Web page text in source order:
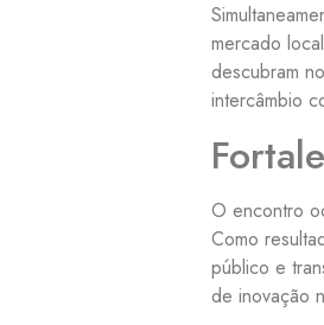
mercado
descubram
intercâmbio
O encontro
Como
público e
de inovação